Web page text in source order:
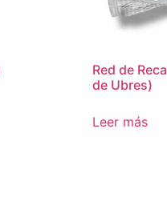
Red de
de Ubres)
Leer más